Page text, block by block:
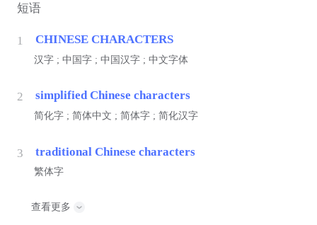
短语
1 CHINESE CHARACTERS
汉字 ; 中国字 ; 中国汉字 ; 中文字体
2 simplified Chinese characters
简化字 ; 简体中文 ; 简体字 ; 简化汉字
3 traditional Chinese characters
繁体字
查看更多